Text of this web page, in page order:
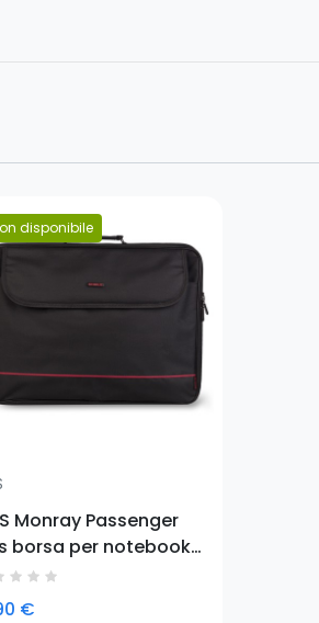
disponibile
Monray Passenger
borsa per notebook
cm (18") Valigetta
Nero
€